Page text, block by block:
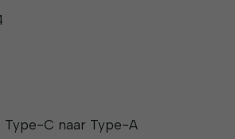
Type-C naar Type-A